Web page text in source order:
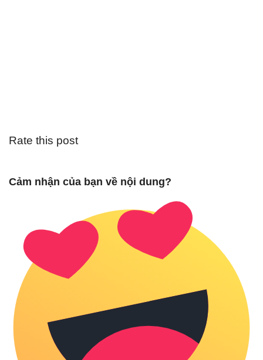
Rate this post
Cảm nhận của bạn về nội dung?